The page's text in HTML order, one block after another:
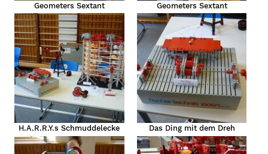
Geometers Sextant Geometers Sextant
H.A.R.R.Y.s Schmuddelecke Das Ding mit dem Dreh